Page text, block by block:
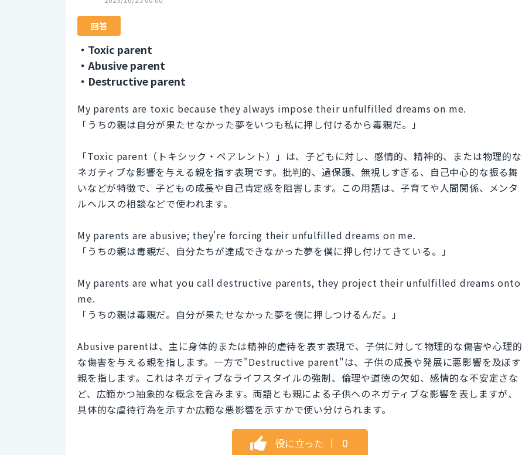
回答
・Toxic parent
・Abusive parent
・Destructive parent
My parents are toxic because they always impose their unfulfilled dreams on me.
「うちの親は自分が果たせなかった夢をいつも私に押し付けるから毒親だ。」
「Toxic parent（トキシック・ペアレント）」は、子どもに対し、感情的、精神的、または物理的な
ネガティブな影響を与える親を指す表現です。批判的、過保護、無視しすぎる、自己中心的な振る舞
いなどが特徴で、子どもの成長や自己肯定感を阻害します。この用語は、子育てや人間関係、メンタ
ルヘルスの相談などで使われます。
My parents are abusive; they're forcing their unfulfilled dreams on me.
「うちの親は毒親だ、自分たちが達成できなかった夢を僕に押し付けてきている。」
My parents are what you call destructive parents, they project their unfulfilled dreams onto
me.
「うちの親は毒親だ。自分が果たせなかった夢を僕に押しつけるんだ。」
Abusive parentは、主に身体的または精神的虐待を表す表現で、子供に対して物理的な傷害や心理的
な傷害を与える親を指します。一方で"Destructive parent"は、子供の成長や発展に悪影響を及ぼす
親を指します。これはネガティブなライフスタイルの強制、倫理や道徳の欠如、感情的な不安定さな
ど、広範かつ抽象的な概念を含みます。両語とも親による子供へのネガティブな影響を表しますが、
具体的な虐待行為を示すか広範な悪影響を示すかで使い分けられます。
役に立った ｜ 0